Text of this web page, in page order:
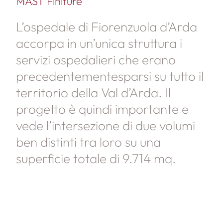
L’ospedale di Fiorenzuola d’Arda
accorpa in un’unica struttura i
servizi ospedalieri che erano
precedentementesparsi su tutto il
territorio della Val d’Arda. Il
progetto è quindi importante e
vede l’intersezione di due volumi
ben distinti tra loro su una
superficie totale di 9.714 mq.